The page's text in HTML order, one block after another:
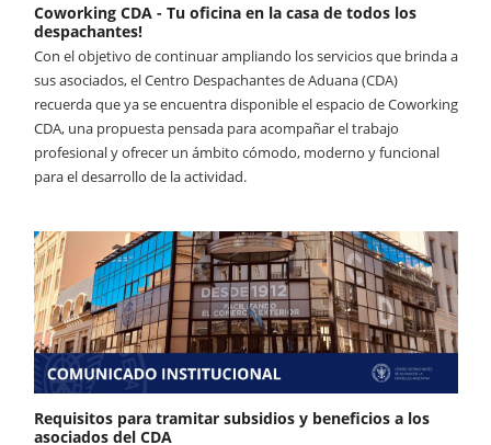
Coworking CDA - Tu oficina en la casa de todos los
despachantes!
Con el objetivo de continuar ampliando los servicios que brinda a
sus asociados, el Centro Despachantes de Aduana (CDA)
recuerda que ya se encuentra disponible el espacio de Coworking
CDA, una propuesta pensada para acompañar el trabajo
profesional y ofrecer un ámbito cómodo, moderno y funcional
para el desarrollo de la actividad.
Requisitos para tramitar subsidios y beneficios a los
asociados del CDA